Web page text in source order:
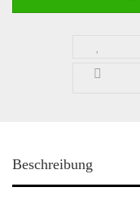
Beschreibung